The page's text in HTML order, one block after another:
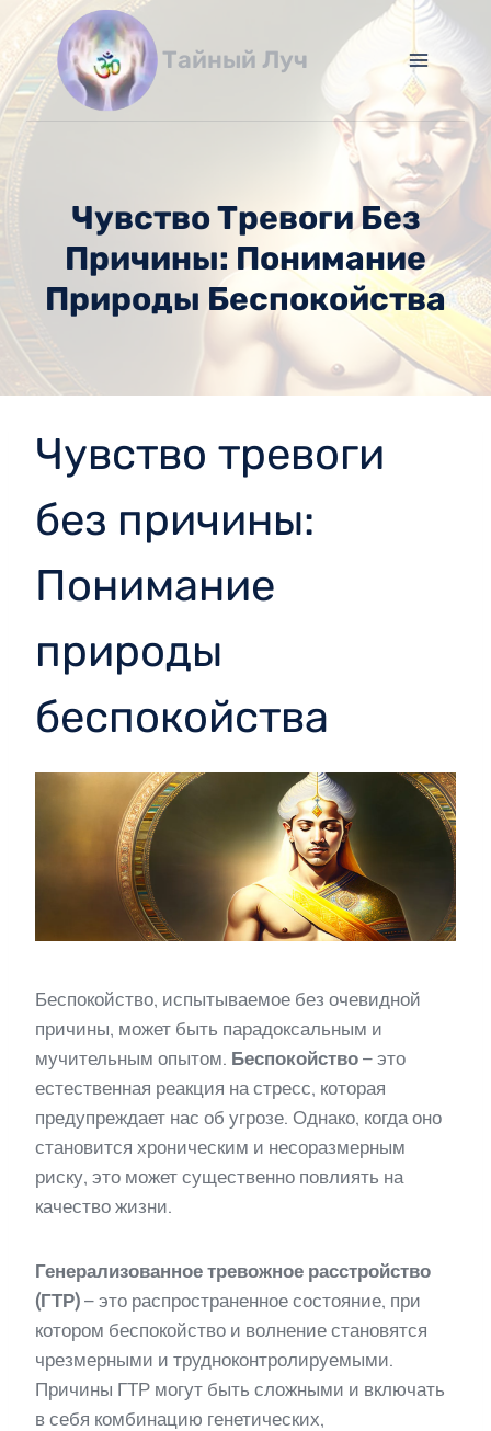
Перейти
содержимому
Тайный Луч
Чувство Тревоги Без
Причины: Понимание
Природы Беспокойства
Чувство тревоги
без причины:
Понимание
природы
беспокойства
Беспокойство, испытываемое без очевидной
причины, может быть парадоксальным и
мучительным опытом. Беспокойство – это
естественная реакция на стресс, которая
предупреждает нас об угрозе. Однако, когда оно
становится хроническим и несоразмерным
риску, это может существенно повлиять на
качество жизни.
Генерализованное тревожное расстройство
(ГТР) – это распространенное состояние, при
котором беспокойство и волнение становятся
чрезмерными и трудноконтролируемыми.
Причины ГТР могут быть сложными и включать
в себя комбинацию генетических,